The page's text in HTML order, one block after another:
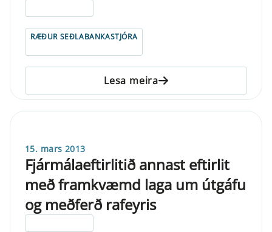
RÆÐUR SEÐLABANKASTJÓRA
Lesa meira
15. mars 2013
Fjármálaeftirlitið annast eftirlit
með framkvæmd laga um útgáfu
og meðferð rafeyris